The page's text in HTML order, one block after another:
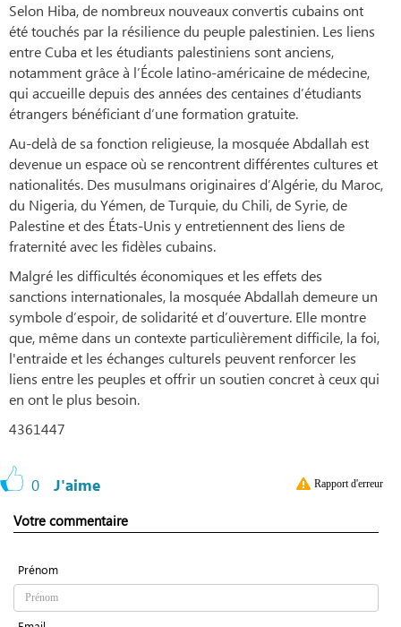
Selon Hiba, de nombreux nouveaux convertis cubains ont
été touchés par la résilience du peuple palestinien. Les liens
entre Cuba et les étudiants palestiniens sont anciens,
notamment grâce à l’École latino-américaine de médecine,
qui accueille depuis des années des centaines d’étudiants
étrangers bénéficiant d’une formation gratuite.
Au-delà de sa fonction religieuse, la mosquée Abdallah est
devenue un espace où se rencontrent différentes cultures et
nationalités. Des musulmans originaires d’Algérie, du Maroc,
du Nigeria, du Yémen, de Turquie, du Chili, de Syrie, de
Palestine et des États-Unis y entretiennent des liens de
fraternité avec les fidèles cubains.
Malgré les difficultés économiques et les effets des
sanctions internationales, la mosquée Abdallah demeure un
symbole d’espoir, de solidarité et d’ouverture. Elle montre
que, même dans un contexte particulièrement difficile, la foi,
l'entraide et les échanges culturels peuvent renforcer les
liens entre les peuples et offrir un soutien concret à ceux qui
en ont le plus besoin.
4361447
0 J'aime Rapport d'erreur
Votre commentaire
Prénom